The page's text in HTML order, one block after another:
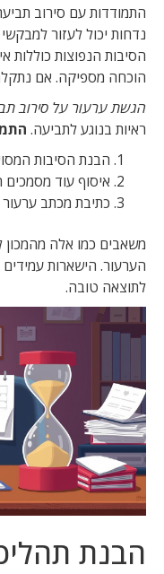
התמודדות עם סירוב
נדחות יכול לעזור
הסיבות הנפוצות כוללות
הוכחה מספיקה. אם
הגשת ערעור על סירוב
ראיות בנוגע לתביעה.
הבנת הסיבות
איסוף עוד
כתיבת מכתב
משאבים כמו אלה מהמכון
הערעור. הישארות
לתוצאה טובה.
הבנת